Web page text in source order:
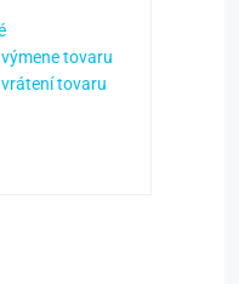
tovaru
tovaru